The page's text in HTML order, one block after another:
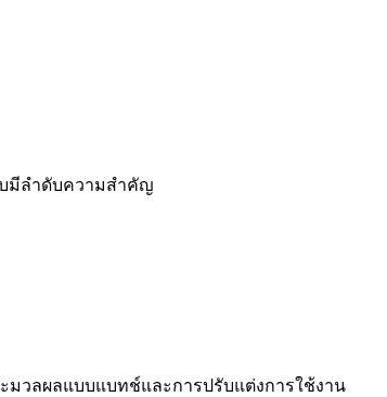
บมีลำดับความสำคัญ
ะมวลผลแบบแบทช์และการปรับแต่งการใช้งาน